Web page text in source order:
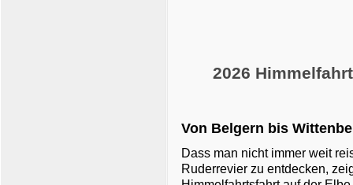
2026
Von Belgern bis
Dass man nicht immer weit
Ruderrevier zu entdecken,